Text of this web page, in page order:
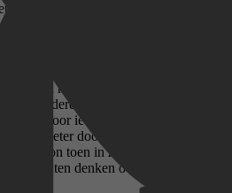
verhaal over de Nederlandse oud-
openhartig vertelt over zijn drie
daarbij opgelopen mentale
worstelde hij na zijn missies en
met zijn psychische gezondheid.
moeilijk was om over hun
veranderen, vond hij. Hij wilde
door iets bijzonders te doen: een
kilometer door Australië op blote
die Anton toen in zichzelf ontdekte,
laten denken over mentale